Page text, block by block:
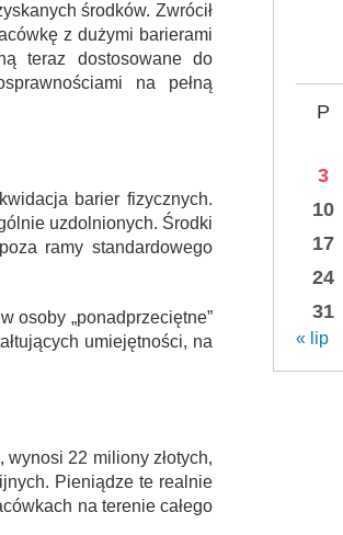
środków. Zwrócił
z dużymi barierami
teraz dostosowane do
na pełną
barier fizycznych.
uzdolnionych. Środki
ramy standardowego
osoby „ponadprzeciętne”
umiejętności, na
22 miliony złotych,
Pieniądze te realnie
na terenie całego
P
3
10
17
24
31
« lip